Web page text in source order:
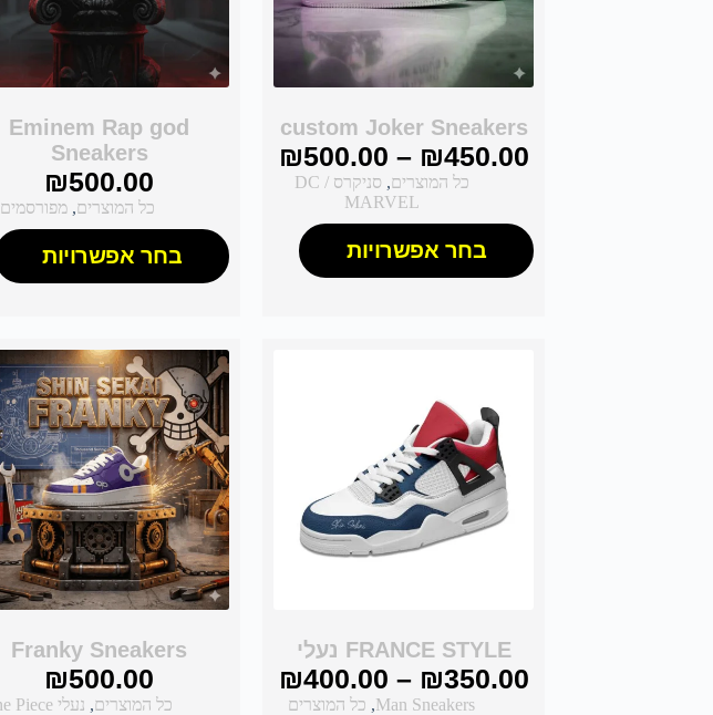
custom Joker Sneakers
₪450.00
–
₪500.00
כל המוצרים,
סניקרס DC /
MARVEL
בחר אפשרויות
Eminem Rap god
Sneakers
₪500.00
כל המוצרים,מפורסמים
בחר אפשרויות
FRANCE STYLE נעלי
₪350.00
–
₪400.00
Man Sneakers
, כל המוצרים
Franky Sneakers
₪500.00
כל המוצרים, נעלי One Piece